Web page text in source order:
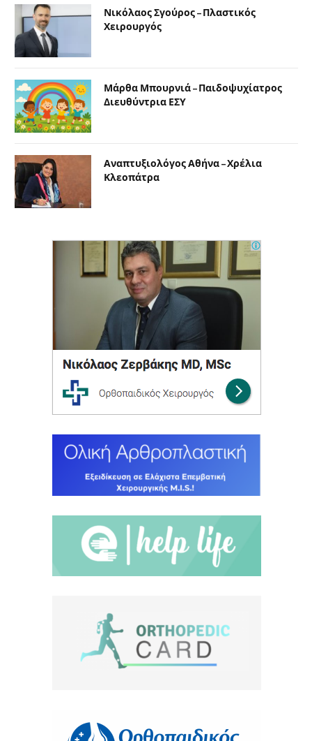
Νικόλαος Σγούρος – Πλαστικός
Χειρουργός
Μάρθα Μπουρνιά – Παιδοψυχίατρος
Διευθύντρια ΕΣΥ
Αναπτυξιολόγος Αθήνα – Χρέλια
Κλεοπάτρα